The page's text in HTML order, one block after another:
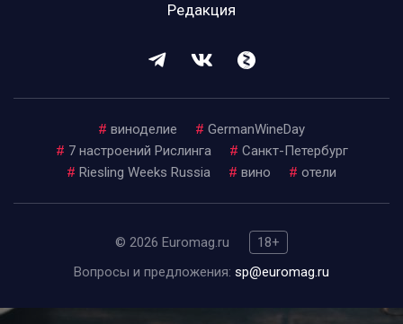
Редакция
# виноделие # GermanWineDay
# 7 настроений Рислинга # Санкт-Петербург
# Riesling Weeks Russia # вино # отели
© 2026 Euromag.ru
18+
Вопросы и предложения: sp@euromag.ru